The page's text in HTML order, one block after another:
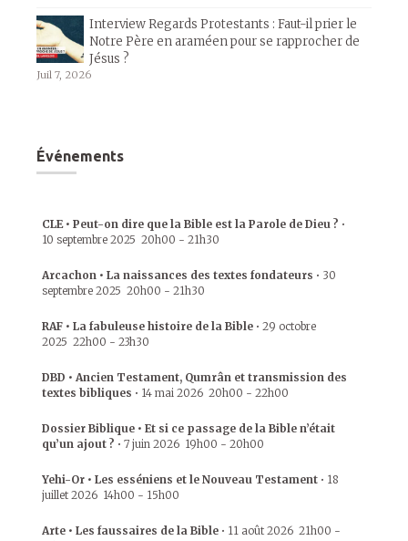
Interview Regards Protestants : Faut-il prier le
Notre Père en araméen pour se rapprocher de
Jésus ?
Juil 7, 2026
Événements
CLE • Peut-on dire que la Bible est la Parole de Dieu ? •
10 septembre 2025 20h00 - 21h30
Arcachon • La naissances des textes fondateurs • 30
septembre 2025 20h00 - 21h30
RAF • La fabuleuse histoire de la Bible • 29 octobre
2025 22h00 - 23h30
DBD • Ancien Testament, Qumrân et transmission des
textes bibliques • 14 mai 2026 20h00 - 22h00
Dossier Biblique • Et si ce passage de la Bible n’était
qu’un ajout ? • 7 juin 2026 19h00 - 20h00
Yehi-Or • Les esséniens et le Nouveau Testament • 18
juillet 2026 14h00 - 15h00
Arte • Les faussaires de la Bible • 11 août 2026 21h00 -